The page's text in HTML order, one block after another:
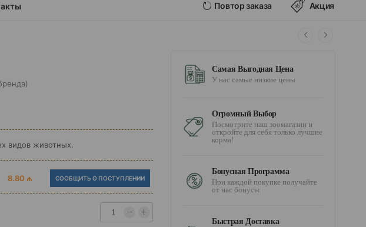
Повтор заказа Акция
видов животных.
8.80 ₼ СООБЩИТЬ О ПОСТУПЛЕНИИ
Самая Выгодная Цена
У нас самые низкие цены
Огромный Выбор
Посмотрите наш зоомагазин и
откройте для себя только лучшие
корма!
Бонусная Программа
При каждой покупке получайте
от нас бонусы
Быстрая Доставка